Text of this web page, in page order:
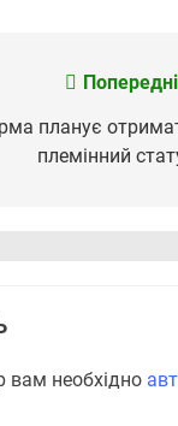
планує
племінний
вам необхідно